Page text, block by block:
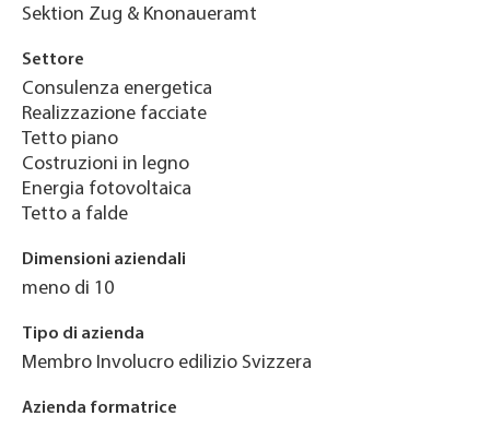
Sektion Zug & Knonaueramt
Settore
Consulenza energetica
Realizzazione facciate
Tetto piano
Costruzioni in legno
Energia fotovoltaica
Tetto a falde
Dimensioni aziendali
meno di 10
Tipo di azienda
Membro Involucro edilizio Svizzera
Azienda formatrice